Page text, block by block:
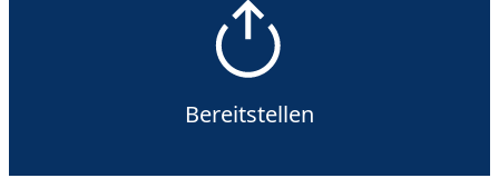
Bereitstellen